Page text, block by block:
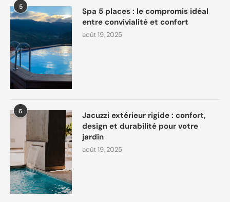
5
Spa 5 places : le compromis idéal
entre convivialité et confort
août 19, 2025
6
Jacuzzi extérieur rigide : confort,
design et durabilité pour votre
jardin
août 19, 2025